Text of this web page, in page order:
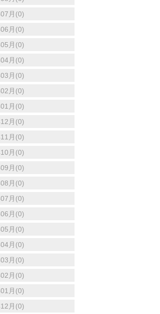
月(0)
月(0)
月(0)
月(0)
月(0)
月(0)
月(0)
月(0)
月(0)
月(0)
月(0)
月(0)
月(0)
月(0)
月(0)
月(0)
月(0)
月(0)
月(0)
月(0)